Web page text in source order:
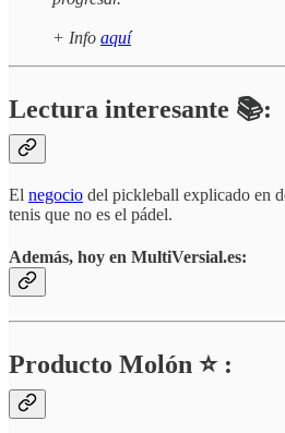
+ Info aquí
Lectura interesante 📚:
El negocio del pickleball explicado en
tenis que no es el pádel.
Además, hoy en MultiVersial.es:
Producto Molón ⭐ :